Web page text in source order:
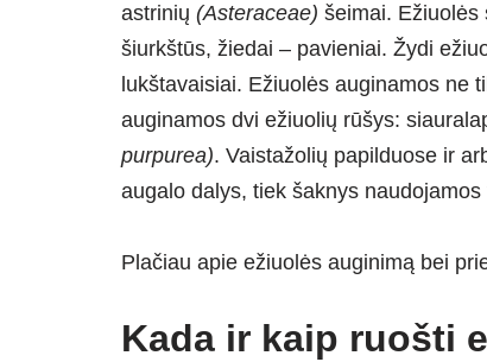
astrinių (Asteraceae) šeimai. Ežiuolės
šiurkštūs, žiedai – pavieniai. Žydi
lukštavaisiai. Ežiuolės auginamos ne
auginamos dvi ežiuolių rūšys:
purpurea). Vaistažolių papilduose ir
augalo dalys, tiek šaknys
Plačiau apie ežiuolės auginimą bei
Kada ir kaip ruošti